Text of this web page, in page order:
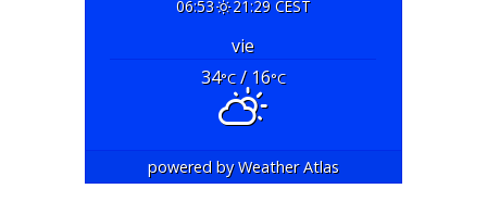
06:53 21:29 CEST
vie
34°C/ 16°C
powered byWeather Atlas